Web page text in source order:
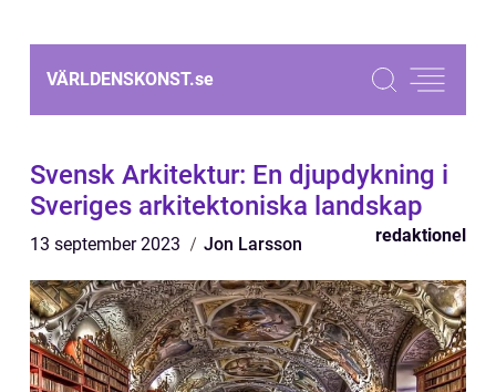
VÄRLDENSKONST.se
Svensk Arkitektur: En djupdykning i
Sveriges arkitektoniska landskap
13 september 2023 Jon Larsson redaktionel